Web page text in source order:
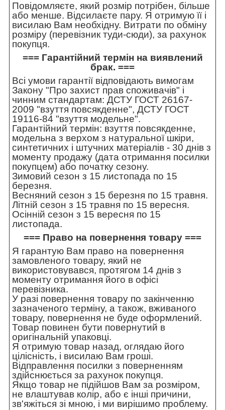
Повідомляєте, який розмір потрібен, більше
або менше. Відсилаєте пару. Я отримую її і
висилаю Вам необхідну. Витрати по обміну
розміру (перевізник туди-сюди), за рахунок
покупця.
=== Гарантійний термін на виявлений
брак. ===
Всі умови гарантії відповідають вимогам
Закону "Про захист прав споживачів" і
чинним стандартам: ДСТУ ГОСТ 26167-
2009 "взуття повсякденне", ДСТУ ГОСТ
19116-84 "взуття модельне".
Гарантійний термін: взуття повсякденне,
модельна з верхом з натуральної шкіри,
синтетичних і штучних матеріалів - 30 днів з
моменту продажу (дата отримання посилки
покупцем) або початку сезону.
Зимовий сезон з 15 листопада по 15
березня.
Весняний сезон з 15 березня по 15 травня.
Літній сезон з 15 травня по 15 вересня.
Осінній сезон з 15 вересня по 15
листопада.
=== Право на повернення товару ===
Я гарантую Вам право на повернення
замовленого товару, який не
використовувався, протягом 14 днів з
моменту отримання його в офісі
перевізника.
У разі повернення товару по закінченню
зазначеного терміну, а також, вживаного
товару, повернення не буде оформлений.
Товар повинен бути повернутий в
оригінальній упаковці.
Я отримую товар назад, оглядаю його
цілісність, і висилаю Вам гроші.
Відправлення посилки з поверненням
здійснюється за рахунок покупця.
Якщо товар не підійшов Вам за розміром,
не влаштував колір, або є інші причини,
зв'яжіться зі мною, і ми вирішимо проблему.